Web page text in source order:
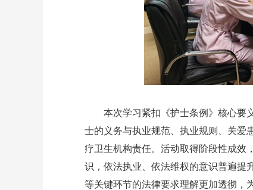
本次学习紧扣《护士条例》核心要义
士的义务与执业规范、执业规则、关爱
疗卫生机构责任。活动取得阶段性成效
识，依法执业、依法维权的意识普遍提
等关键环节的法律要求理解更加透彻，